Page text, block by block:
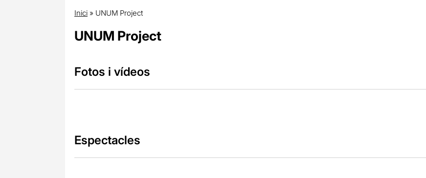
Inici» UNUM Project
UNUM Project
Fotos i vídeos
Espectacles